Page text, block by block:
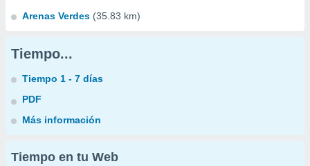
Arenas Verdes (35.83 km)
Tiempo...
Tiempo 1 - 7 días
PDF
Más información
Tiempo en tu Web